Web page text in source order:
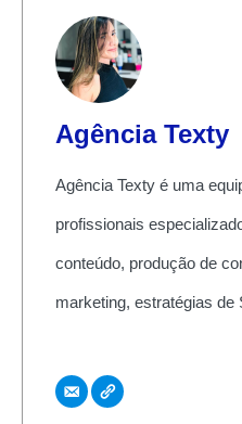
Agência Texty
Agência Texty é uma
profissionais
conteúdo, produção de
marketing, estratégias de